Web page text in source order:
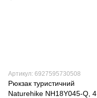
Артикул: 6927595730508
Рюкзак туристичний
Naturehike NH18Y045-Q, 45